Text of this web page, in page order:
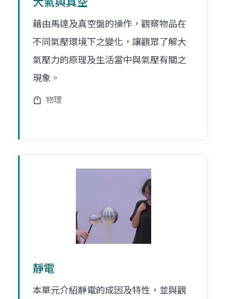
藉由馬達及真空盤的操作，觀察物品在
不同氣壓環境下之變化，讓觀眾了解大
氣壓力的原理及生活當中與氣壓有關之
現象。
物理
靜電
本單元介紹靜電的成因及特性，並與觀